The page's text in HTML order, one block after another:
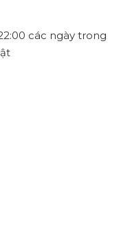
các ngày trong